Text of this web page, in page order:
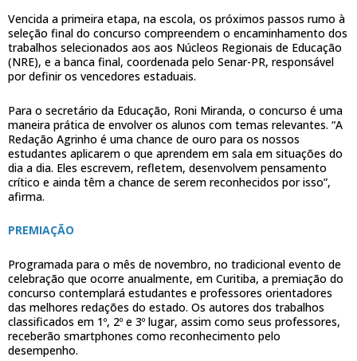
Vencida a primeira etapa, na escola, os próximos passos rumo à
seleção final do concurso compreendem o encaminhamento dos
trabalhos selecionados aos aos Núcleos Regionais de Educação
(NRE), e a banca final, coordenada pelo Senar-PR, responsável
por definir os vencedores estaduais.
Para o secretário da Educação, Roni Miranda, o concurso é uma
maneira prática de envolver os alunos com temas relevantes. “A
Redação Agrinho é uma chance de ouro para os nossos
estudantes aplicarem o que aprendem em sala em situações do
dia a dia. Eles escrevem, refletem, desenvolvem pensamento
crítico e ainda têm a chance de serem reconhecidos por isso”,
afirma.
PREMIAÇÃO
Programada para o mês de novembro, no tradicional evento de
celebração que ocorre anualmente, em Curitiba, a premiação do
concurso contemplará estudantes e professores orientadores
das melhores redações do estado. Os autores dos trabalhos
classificados em 1º, 2º e 3º lugar, assim como seus professores,
receberão smartphones como reconhecimento pelo
desempenho.